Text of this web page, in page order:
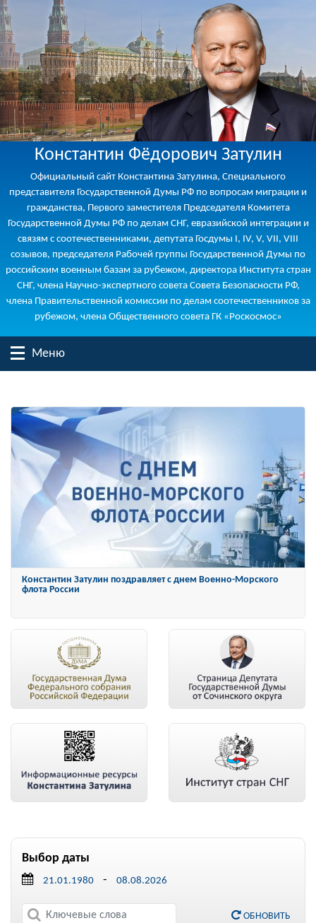
Константин Фёдорович Затулин
Официальный сайт Константина Затулина, Специального
представителя Государственной Думы РФ по вопросам миграции и
гражданства, Первого заместителя Председателя Комитета
Государственной Думы РФ по делам СНГ, евразийской интеграции и
связям с соотечественниками, депутата Госдумы I, IV, V, VII, VIII
созывов, председателя Рабочей группы Государственной Думы по
российским военным базам за рубежом, директора Института стран
СНГ, члена Научно-экспертного совета Совета Безопасности РФ,
члена Правительственной комиссии по делам соотечественников за
рубежом, члена Общественного совета ГК «Роскосмос»
Меню
Константин Затулин награжден Орденом «За заслуги перед
Отечеством» IV степени
Выбор даты
-
ОБНОВИТЬ